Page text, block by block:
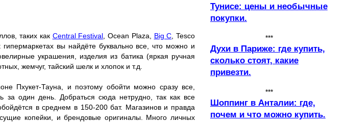
таких как Central Festival , Ocean Plaza, Big C , Tesco
вы найдёте буквально все, что можно и
украшения, изделия из батика (яркая ручная
жемчуг, тайский шелк и хлопок и т.д.
Пхукет-Тауна, и поэтому обойти можно сразу все,
за один день. Добраться сюда нетрудно, так как все
в среднем в 150-200 бат. Магазинов и правда
копейки, и брендовые оригиналы. Много личных
Тунисе: цены и необычные
покупки.
***
Духи в Париже: где купить,
сколько стоят, какие
привезти.
***
Шоппинг в Анталии: где,
почем и что можно купить.